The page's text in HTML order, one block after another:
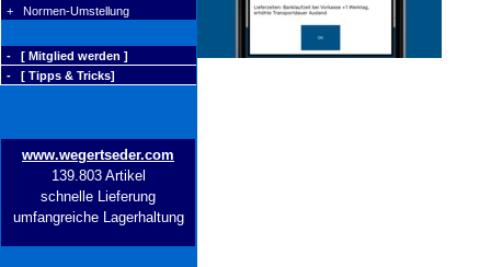
+ Normen-Umstellung
- [ Mitglied werden ]
- [ Tipps & Tricks]
www.wegertseder.com
139.803 Artikel
schnelle Lieferung
umfangreiche Lagerhaltung